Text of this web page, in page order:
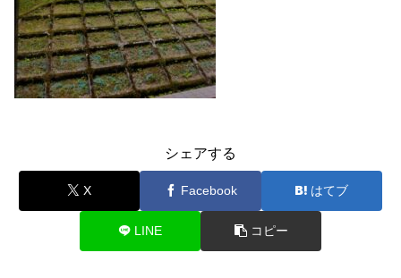
シェアする
X Facebook はてブ
LINE コピー